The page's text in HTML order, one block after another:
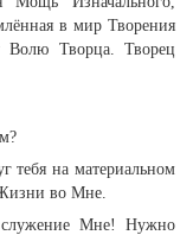
в мир Творения
Волю Творца. Творец
тебя на материальном
во Мне.
Мне! Нужно